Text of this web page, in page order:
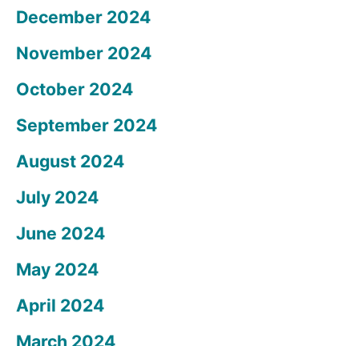
December 2024
November 2024
October 2024
September 2024
August 2024
July 2024
June 2024
May 2024
April 2024
March 2024